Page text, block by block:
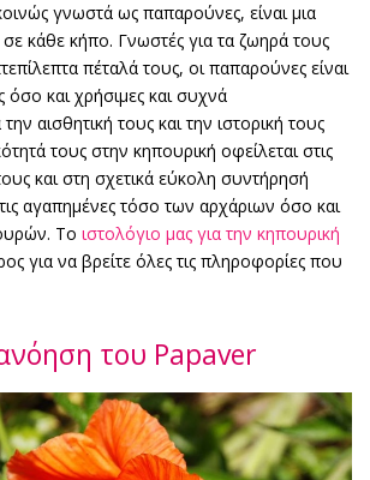
γνωστά ως παπαρούνες, είναι μια
κάθε κήπο. Γνωστές για τα ζωηρά τους
πέταλά τους, οι παπαρούνες είναι
όσο και χρήσιμες και συχνά
αισθητική τους και την ιστορική τους
τους στην κηπουρική οφείλεται στις
και στη σχετικά εύκολη συντήρησή
αγαπημένες τόσο των αρχάριων όσο και
Το ιστολόγιο μας για την κηπουρική
για να βρείτε όλες τις πληροφορίες που
του Papaver